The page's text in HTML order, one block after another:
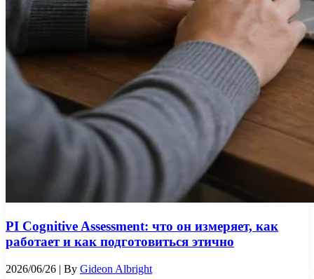
PI Cognitive Assessment: что он измеряет, как
работает и как подготовиться этично
2026/06/26 | By Gideon Albright